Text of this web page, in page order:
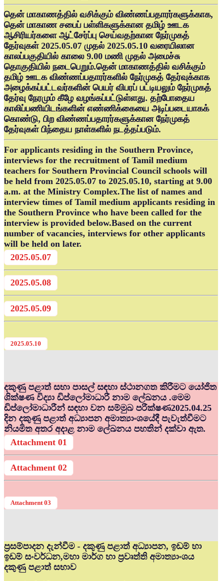
தென் மாகாணத்தில் வசிக்கும் விண்ணப்பதாரர்களுக்காக,
தென் மாகாண சபைப் பள்ளிகளுக்கான தமிழ் ஊடக
ஆசிரியர்களை ஆட்சேர்ப்பு செய்வதற்கான நேர்முகத்
தேர்வுகள் 2025.05.07 முதல் 2025.05.10 வரையிலான
காலப்பகுதியில் காலை 9.00 மணி முதல் அமைச்சு
தொகுதியில் நடைபெறும்.தென் மாகாணத்தில் வசிக்கும்
தமிழ் ஊடக விண்ணப்பதாரர்களில் நேர்முகத் தேர்வுக்காக
அழைக்கப்பட்டவர்களின் பெயர் விபரப் பட்டியலும் நேர்முகத்
தேர்வு நேரமும் கீழே வழங்கப்பட்டுள்ளது. தற்போதைய
காலிப்பணியிடங்களின் எண்ணிக்கையை அடிப்படையாகக்
கொண்டு, பிற விண்ணப்பதாரர்களுக்கான நேர்முகத்
தேர்வுகள் பிந்தைய நாள்களில் நடத்தப்படும்.
For applicants residing in the Southern Province,
interviews for the recruitment of Tamil medium
teachers for Southern Provincial Council schools will
be held from 2025.05.07 to 2025.05.10, starting at 9.00
a.m. at the Ministry Complex.The list of names and
interview times of Tamil medium applicants residing in
the Southern Province who have been called for the
interview is provided below.Based on the current
number of vacancies, interviews for other applicants
will be held on later.
2025.05.07
2025.05.08
2025.05.09
2025.05.10
දකුණු පළාත් සභා පාසල් සඳහා ස්ථානගත කිරීමට යෝජිත
ශික්ෂණ විද්‍යා ඩිප්ලෝමාධාරී නාම ලේඛනය .මෙම
ඩිප්ලෝමාධාරීන් සඳහා වන සම්මුඛ පරීක්ෂණ2025.04.25
දින දකුණු පළාත් අධ්‍යාපන අමාත්‍යාංශයේදී පැවැත්වීමට
නියමිත අතර අදාළ නාම ලේඛනය පහතින් දක්වා ඇත.
Attachment 01
Attachment 02
Attachment 03
ප්‍රසම්පාදන දැන්වීම - දකුණු පළාත් අධ්‍යාපන, ඉඩම් හා
ඉඩම් සංවර්ධන,මහා මාර්ග හා ප්‍රවෘත්ති අමාත්‍යාංශය
දකුණු පළාත් සභාව